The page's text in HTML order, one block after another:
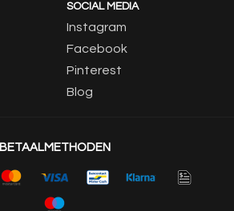
SOCIAL MEDIA
Instagram
Facebook
Pinterest
Blog
BETAALMETHODEN